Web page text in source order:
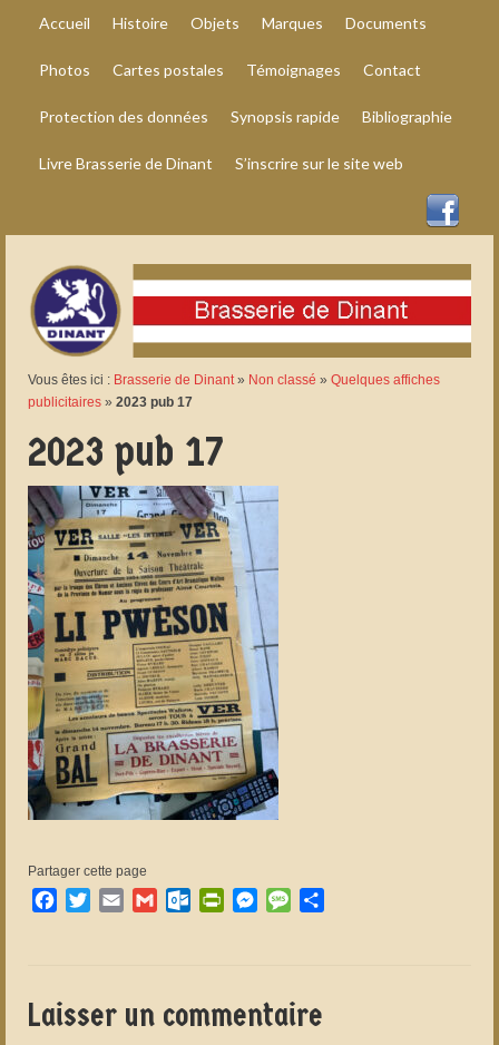
Accueil Histoire Objets Marques Documents
Photos Cartes postales Témoignages Contact
Protection des données Synopsis rapide Bibliographie
Livre Brasserie de Dinant S’inscrire sur le site web
Vous êtes ici : Brasserie de Dinant» Non classé » Quelques affiches
publicitaires » 2023 pub 17
2023 pub 17
Partager cette page
Facebook
TwitterEmail GmailOutlook.com
PrintFriendly
Messenger
Message
Laisser un commentaire